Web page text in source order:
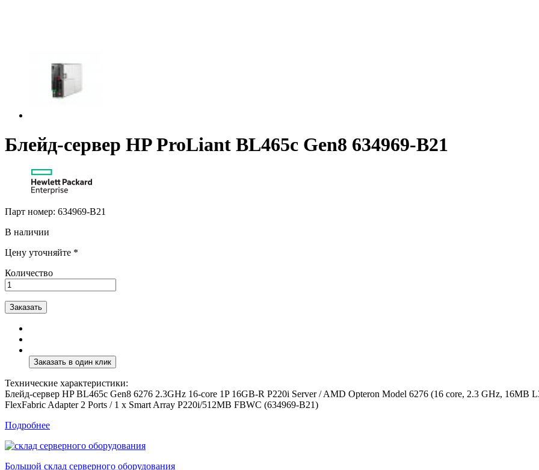
Блейд-сервер HP ProLiant BL465c Gen8 634969-B21
Парт номер: 634969-B21
В наличии
Цену уточняйте *
Количество
Заказать
Технические характеристики:
Блейд-сервер HP BL465c Gen8 6276 2.3GHz 16-core 1P 16GB-R P220i Server / AMD Opteron Model 6276 (16 core, 2.3 GHz,
FlexFabric Adapter 2 Ports / 1 x Smart Array P220i/512MB FBWC (634969-B21)
Подробнее
Большой склад серверного оборудования